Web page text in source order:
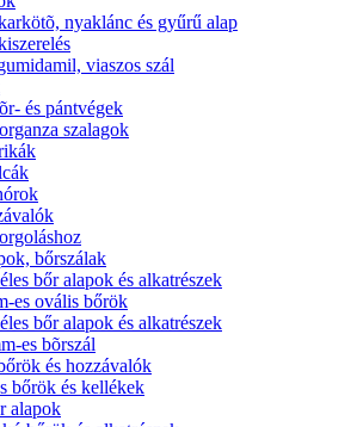
nyaklánc és gyűrű alap
viaszos szál
és pántvégek
szalagok
bőrszálak
bőr alapok és alkatrészek
es ovális bőrök
bőr alapok és alkatrészek
es bõrszál
és hozzávalók
bőrök és kellékek
alapok